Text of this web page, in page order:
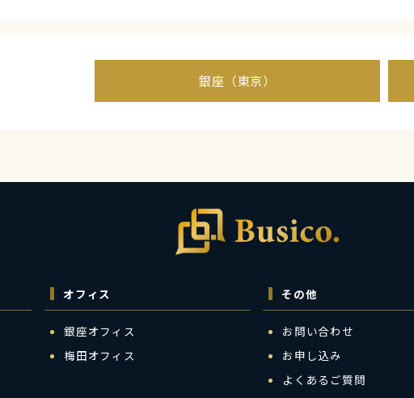
銀座（東京）
オフィス
銀座オフィス
梅田オフィス
その他
お問い合わせ
お申し込み
よくあるご質問